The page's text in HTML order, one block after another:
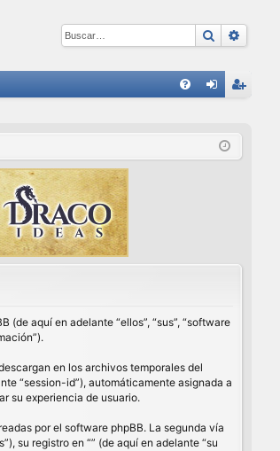
Buscar
ist
(de aquí en adelante “ellos”, “sus”, “software
en los archivos temporales del
“session-id”), automáticamente asignada a
su experiencia de usuario.
por el software phpBB. La segunda vía
su registro en “” (de aquí en adelante “su